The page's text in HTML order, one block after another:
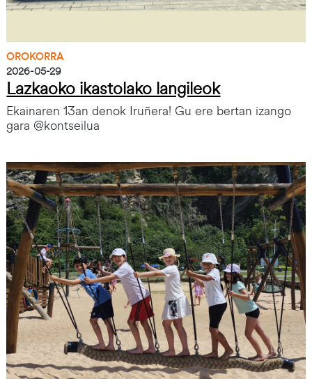
OROKORRA
2026-05-29
Lazkaoko ikastolako langileok
Ekainaren 13an denok Iruñera! Gu ere bertan izango
gara @kontseilua
Irudia